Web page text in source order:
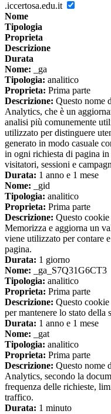
.iccertosa.edu.it
Nome
Tipologia
Proprieta
Descrizione
Durata
Nome: _ga
Tipologia: analitico
Proprieta: Prima parte
Descrizione: Questo nome
Analytics, che è un
analisi più comunemente
utilizzato per distinguere
generato in modo casuale
in ogni richiesta di pagina
visitatori, sessioni e
Durata: 1 anno e 1 mese
Nome: _gid
Tipologia: analitico
Proprieta: Prima parte
Descrizione: Questo
Memorizza e aggiorna un
viene utilizzato per contare
pagina.
Durata: 1 giorno
Nome: _ga_S7Q31G6CT3
Tipologia: analitico
Proprieta: Prima parte
Descrizione: Questo
per mantenere lo stato della
Durata: 1 anno e 1 mese
Nome: _gat
Tipologia: analitico
Proprieta: Prima parte
Descrizione: Questo nome
Analytics, secondo la
frequenza delle richieste,
traffico.
Durata: 1 minuto